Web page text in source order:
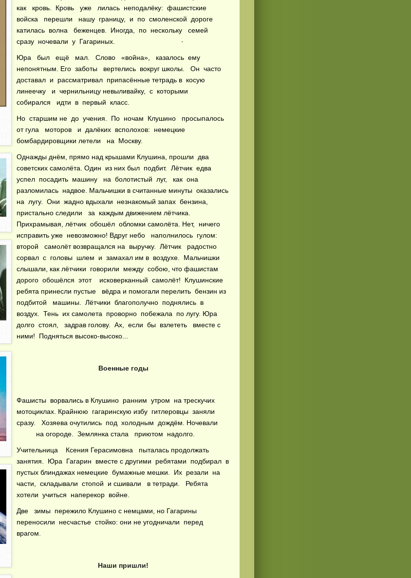
как кровь. Кровь уже лилась неподалёку: фашистские
войска перешли нашу границу, и по смоленской дороге
катилась волна беженцев. Иногда, по нескольку семей
сразу ночевали у Гагариных. ·
Юра был ещё мал. Слово «война», казалось ему
непонятным. Его заботы вертелись вокруг школы. Он часто
доставал и рассматривал припасённые тетрадь в косую
линеечку и чернильницу невыливайку, с которыми
собирался идти в первый класс.
Но старшим не до учения. По ночам Клушино просыпалось
от гула моторов и далёких всполохов: немецкие
бомбардировщики летели на Москву.
Однажды днём, прямо над крышами Клушина, прошли два
советских самолёта. Один из них был подбит. Лётчик едва
успел посадить машину на болотистый луг, как она
разломилась надвое. Мальчишки в считанные минуты оказались
на лугу. Они жадно вдыхали незнакомый запах бензина,
пристально следили за каждым движением лётчика.
Прихрамывая, лётчик обошёл обломки самолёта. Нет, ничего
исправить уже невозможно! Вдруг небо наполнилось гулом:
второй самолёт возвращался на выручку. Лётчик радостно
сорвал с головы шлем и замахал им в воздухе. Мальчишки
слышали, как лётчики говорили между собою, что фашистам
дорого обошёлся этот исковерканный самолёт! Клушинские
ребята принесли пустые вёдра и помогали перелить бензин из
подбитой машины. Лётчики благополучно поднялись в
воздух. Тень их самолета проворно побежала по лугу. Юра
долго стоял, задрав голову. Ах, если бы взлететь вместе с
ними! Подняться высоко-высоко...
Военные годы
Фашисты ворвались в Клушино ранним утром на трескучих
мотоциклах. Крайнюю гагаринскую избу гитлеровцы заняли
сразу. Хозяева очутились под холодным дождём. Ночевали
на огороде. Землянка стала приютом надолго.
Учительница Ксения Герасимовна пыталась продолжать
занятия. Юра Гагарин вместе с другими ребятами подбирал в
пустых блиндажах немецкие бумажные мешки. Их резали на
части, складывали стопой и сшивали в тетради. Ребята
хотели учиться наперекор войне.
Две зимы пережило Клушино с немцами, но Гагарины
переносили несчастье стойко: они не угодничали перед
врагом.
Наши пришли!